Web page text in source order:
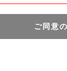
ご同意